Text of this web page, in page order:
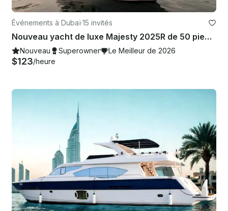
Événements à Dubaï·15 invités
Nouveau yacht de luxe Majesty 2025R de 50 pieds pouvant accueillir jusqu'à 15 invités
Nouveau Superowner Le Meilleur de 2026
$123/heure